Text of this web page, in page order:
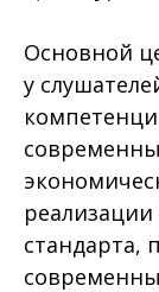
Основной
у
стандарта,